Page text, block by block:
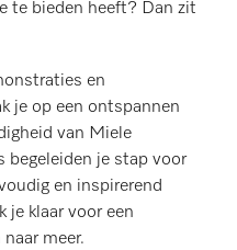
te bieden heeft? Dan zit
en
je op een ontspannen
van Miele
begeleiden je stap voor
en inspirerend
je klaar voor een
meer.